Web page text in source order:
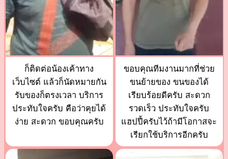
ก็ติดต่อน้องเค้าทาง
เว็บไซต์ แล้วก็นัดหมายกัน
รับของก็ตรงเวลา บริการ
ประทับใจครับ คือว่าคุยได้
ง่าย สะดวก ขอบคุณครับ
ขอบคุณทีมงานมากที่ช่วย
ขนย้ายของ ขนของได้
เรียบร้อยดีครับ สะดวก
รวดเร็ว ประทับใจครับ
แฮปปี้ครับไว้ถ้ามีโอกาสจะ
เรียกใช้บริการอีกครับ